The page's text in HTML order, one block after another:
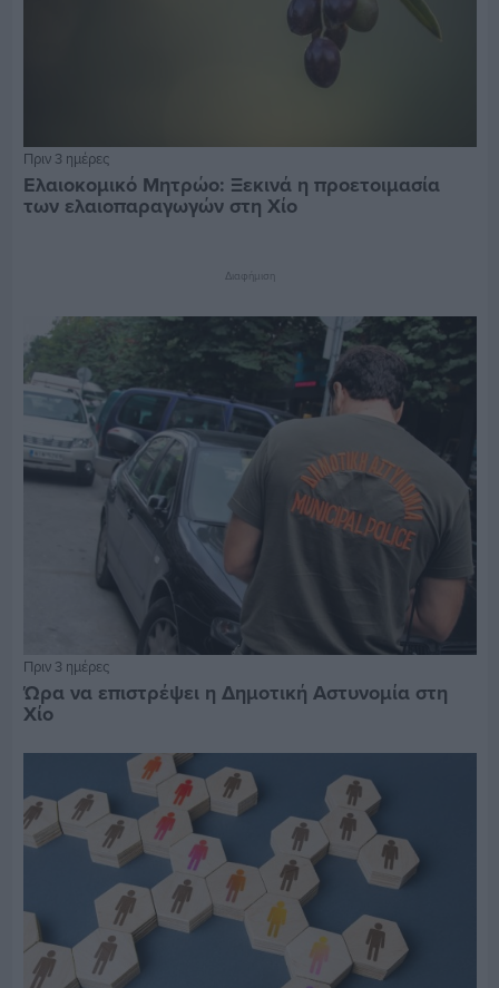
Πριν 3 ημέρες
Ελαιοκομικό Μητρώο: Ξεκινά η προετοιμασία
των ελαιοπαραγωγών στη Χίο
Διαφήμιση
Πριν 3 ημέρες
Ώρα να επιστρέψει η Δημοτική Αστυνομία στη
Χίο